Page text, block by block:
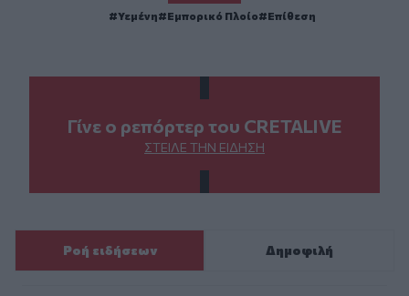
Υεμένη Εμπορικό Πλοίο Επίθεση
Γίνε ο ρεπόρτερ του CRETALIVE
ΣΤΕΊΛΕ ΤΗΝ ΕΊΔΗΣΗ
Ροή ειδήσεων Δημοφιλή